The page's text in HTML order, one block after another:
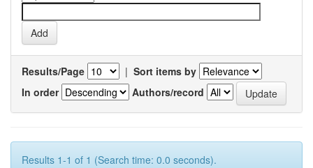
Results/Page | Sort items by
In order
Authors/record
Results 1-1 of 1 (Search time: 0.0 seconds).